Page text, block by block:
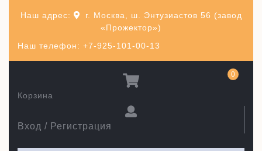
Наш телефон: +7-925-101-00-13
Наш адрес:
г. Москва, ш. Энтузиастов 56 (завод
«Прожектор»)
Вход / Регистрация
Корзина
0